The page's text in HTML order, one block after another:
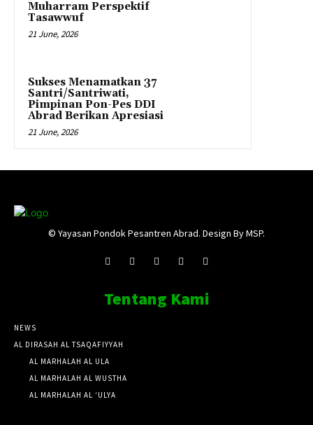
Muharram Perspektif
Tasawwuf
21 June, 2026
Sukses Menamatkan 37
Santri/Santriwati,
Pimpinan Pon-Pes DDI
Abrad Berikan Apresiasi
21 June, 2026
© Yayasan Pondok Pesantren Abrad. Design By MSP.
Tentang Kami
NEWS
AL DIRASAH AL TSAQAFIYYAH
AL MARHALAH AL ULA
AL MARHALAH AL WUSTHA
AL MARHALAH AL ‘ULYA